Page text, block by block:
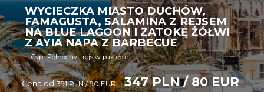
WYCIECZKA MIASTO DUCHÓW,
FAMAGUSTA, SALAMINA Z REJSEM
NA BLUE LAGOON I ZATOKĘ ŻÓŁWI
Z AYIA NAPA Z BARBECUE
Cypr Północny i rejs w pakiecie
Cena od 391 PLN / 90 EUR 347 PLN / 80 EUR